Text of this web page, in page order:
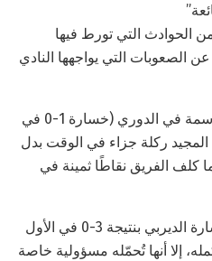
الحوادث التي تورط فيها
الصعوبات التي يواجهها النادي
مباراة إنبي: تشير إلى مباراة حاسمة في الدوري (خسارة 1-0 في
عبد المجيد ركلة جزاء في الوقت بدل
كلف الفريق نقاطًا ثمينة في
في مباراة الأهلي: تشير إلى خسارة الديربي بنتيجة 3-0 في الأول
إلا أنها تُحمّله مسؤولية خاصة